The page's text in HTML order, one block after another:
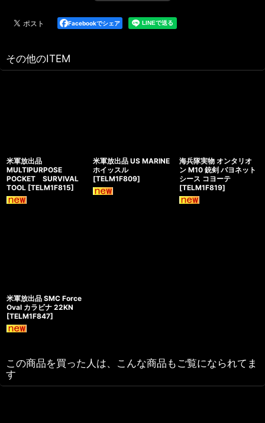
Facebookでシェア
その他のITEM
米軍放出品
MULTIPURPOSE
POCKET SURVIVAL
TOOL [TELM1F815]
米軍放出品 US MARINE
ホイッスル
[TELM1F809]
海兵隊実物 オンタリオ
ン M10 銃剣 バヨネット
シース コヨーテ
[TELM1F819]
米軍放出品 SMC Force
Oval カラビナ 22KN
[TELM1F847]
この商品を買った人は、こんな商品もご覧になられてま
す